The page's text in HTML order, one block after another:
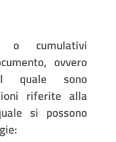
o cumulativi
ovvero
quale sono
riferite alla
si possono